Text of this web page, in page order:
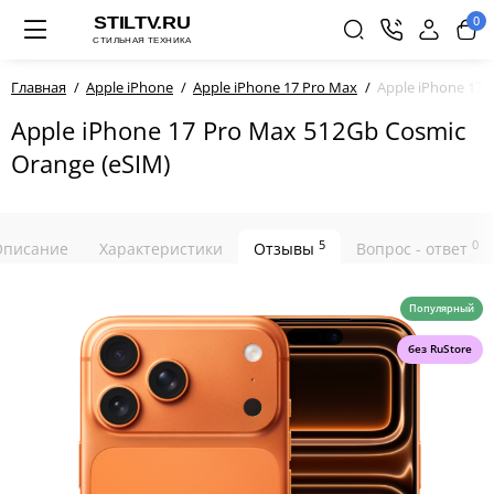
0
Главная Apple iPhone Apple iPhone 17 Pro Max Apple iPhone 17
Apple iPhone 17 Pro Max 512Gb Cosmic
Orange (eSIM)
Характеристики Отзывы 5 Вопрос - ответ 0
Популярный
без RuStore